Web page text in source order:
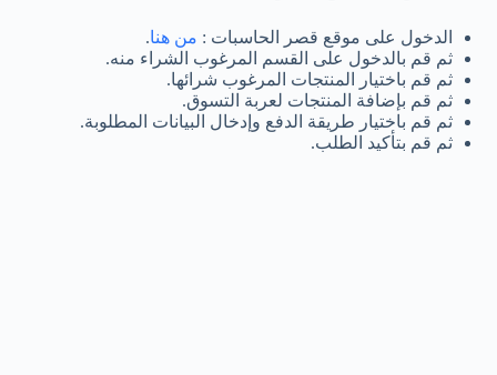
الدخول على موقع قصر الحاسبات : من هنا.
ثم قم بالدخول على القسم المرغوب الشراء منه.
ثم قم باختيار المنتجات المرغوب شرائها.
ثم قم بإضافة المنتجات لعربة التسوق.
ثم قم باختيار طريقة الدفع وإدخال البيانات المطلوبة.
ثم قم بتأكيد الطلب.